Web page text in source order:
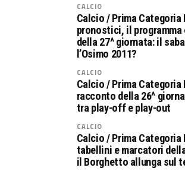
CALCIO
Calcio / Prima Categoria
pronostici, il
della 27^ giornata: il
l’Osimo 2011?
CALCIO
Calcio / Prima Categoria
racconto della 26^
tra play-off e play-out
CALCIO
Calcio / Prima Categoria
tabellini e marcatori
il Borghetto allunga sul